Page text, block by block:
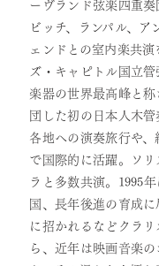
ビッチ、ランパル、
ェンドとの室内楽共
ズ・キャピトル国立
楽器の世界最高峰と
団した初の日本人木
各地への演奏旅行や
で国際的に活躍。ソ
ラと多数共演。1995
国、長年後進の育成
に招かれるなどクラ
ら、近年は映画音楽